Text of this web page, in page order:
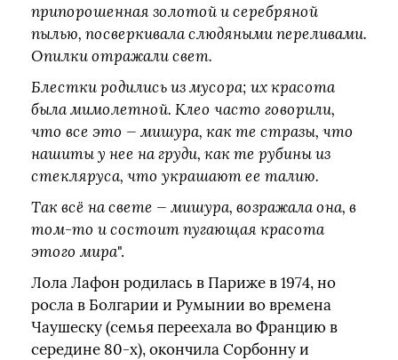
припорошенная золотой и серебряной
пылью, посверкивала слюдяными переливами.
Опилки отражали свет.
Блестки родились из мусора; их красота
была мимолетной. Клео часто говорили,
что все это — мишура, как те стразы, что
нашиты у нее на груди, как те рубины из
стекляруса, что украшают ее талию.
Так всё на свете — мишура, возражала она, в
том‑то и состоит пугающая красота
этого мира".
Лола Лафон родилась в Париже в 1974, но
росла в Болгарии и Румынии во времена
Чаушеску (семья переехала во Францию в
середине 80-х), окончила Сорбонну и